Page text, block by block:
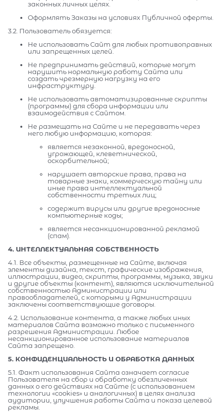
законных личных целях.
Оформлять Заказы на условиях Публичной оферты.
3.2. Пользователь обязуется:
Не использовать Сайт для любых противоправных
или запрещенных целей.
Не предпринимать действий, которые могут
нарушить нормальную работу Сайта или
создать чрезмерную нагрузку на его
инфраструктуру.
Не использовать автоматизированные скрипты
(программы) для сбора информации или
взаимодействия с Сайтом.
Не размещать на Сайте и не передавать через
него любую информацию, которая:
является незаконной, вредоносной,
угрожающей, клеветнической,
оскорбительной;
нарушает авторские права, права на
товарные знаки, коммерческую тайну или
иные права интеллектуальной
собственности третьих лиц;
содержит вирусы или другие вредоносные
компьютерные коды;
является несанкционированной рекламой
(спам).
4. ИНТЕЛЛЕКТУАЛЬНАЯ СОБСТВЕННОСТЬ
4.1. Все объекты, размещенные на Сайте, включая
элементы дизайна, текст, графические изображения,
иллюстрации, видео, скрипты, программы, музыка, звуки
и другие объекты (контент), являются исключительной
собственностью Администрации или
правообладателей, с которыми у Администрации
заключены соответствующие договоры.
4.2. Использование контента, а также любых иных
материалов Сайта возможно только с письменного
разрешения Администрации. Любое
несанкционированное использование материалов
Сайта запрещено.
5. КОНФИДЕНЦИАЛЬНОСТЬ И ОБРАБОТКА ДАННЫХ
5.1. Факт использования Сайта означает согласие
Пользователя на сбор и обработку обезличенных
данных о его действиях на Сайте (с использованием
технологии «cookies» и аналогичных) в целях анализа
аудитории, улучшения работы Сайта и показа целевой
рекламы.